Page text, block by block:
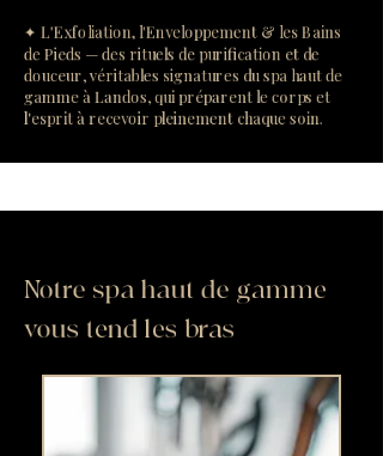
✦ L'Exfoliation, l'Enveloppement & les Bains
de Pieds — des rituels de purification et de
douceur, véritables signatures du spa haut de
gamme à Landos, qui préparent le corps et
l'esprit à recevoir pleinement chaque soin.
Notre spa haut de gamme
vous tend les bras